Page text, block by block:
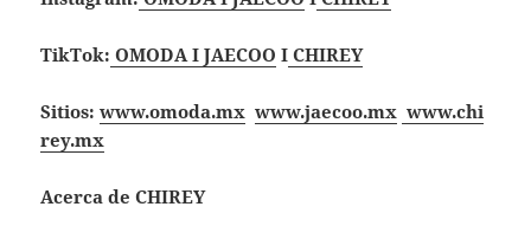
TikTok: OMODA I JAECOO I CHIREY
Sitios:www.omoda.mx www.jaecoo.mx www.chi
rey.mx
Acerca de CHIREY